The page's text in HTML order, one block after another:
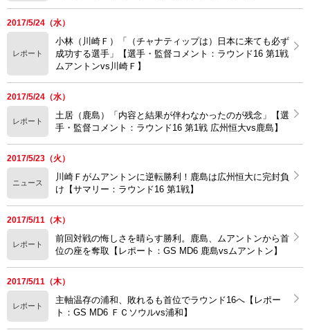
2017/5/24（水）
レポート
小林（川崎Ｆ）「（チャナティップは）日本に来ても必ず
成功する選手」【選手・監督コメント：ラウンド16 第1戦
ムアントンvs川崎Ｆ】
2017/5/24（水）
レポート
土居（鹿島）「内容と結果が伴わなかったのが残念」【選
手・監督コメント：ラウンド16 第1戦 広州恒大vs鹿島】
2017/5/23（火）
ニュース
川崎Ｆがムアントンに逆転勝利！鹿島は広州恒大に完封負
け【サマリー：ラウンド16 第1戦】
2017/5/11（木）
レポート
前回対戦の悔しさを晴らす勝利。鹿島、ムアントンから首
位の座を奪取【レポート：GS MD6 鹿島vsムアントン】
2017/5/11（木）
レポート
主軸温存の浦和、敗れるも首位でラウンド16へ【レポー
ト：GS MD6 ＦＣソウルvs浦和】